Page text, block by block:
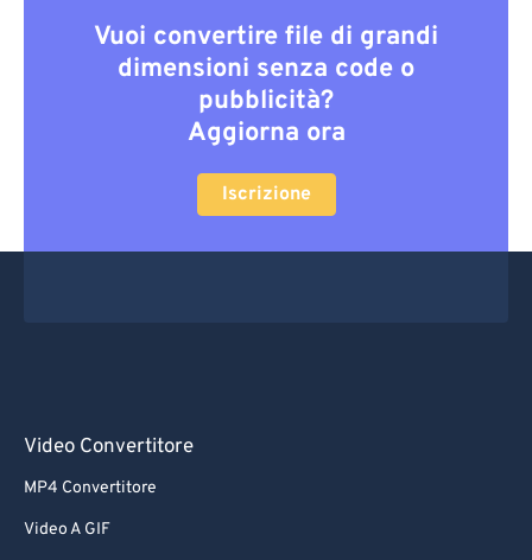
Vuoi convertire file di grandi
dimensioni senza code o
pubblicità?
Aggiorna ora
Iscrizione
Video Convertitore
MP4 Convertitore
Video A GIF